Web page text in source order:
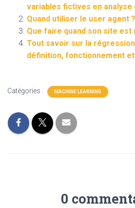
variables fictives en analyse
Quand utiliser le user agent ?
Que faire quand son site est
Tout savoir sur la
définition, fonctionnement
Catégories : MACHINE LEARNING
0